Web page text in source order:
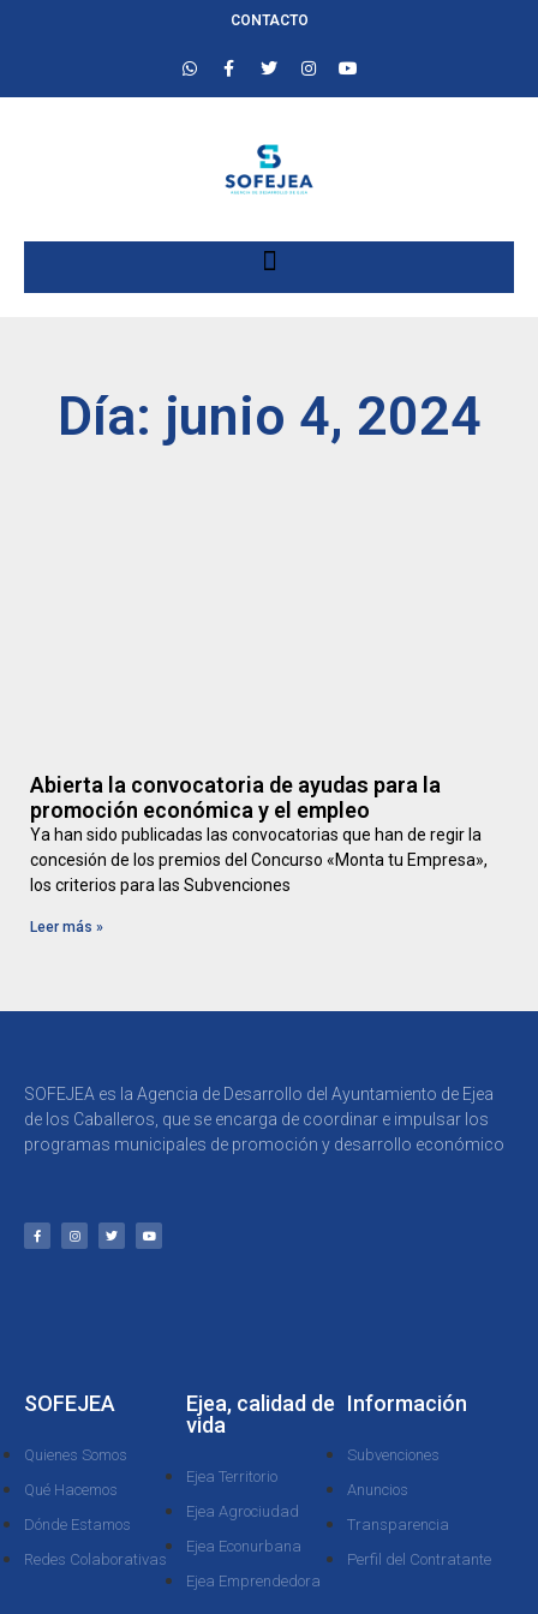
CONTACTO
Día: junio 4, 2024
Abierta la convocatoria de ayudas para la
promoción económica y el empleo
Ya han sido publicadas las convocatorias que han de regir la
concesión de los premios del Concurso «Monta tu Empresa»,
los criterios para las Subvenciones
Leer más »
SOFEJEA es la Agencia de Desarrollo del Ayuntamiento de Ejea
de los Caballeros, que se encarga de coordinar e impulsar los
programas municipales de promoción y desarrollo económico
SOFEJEA
Quienes Somos
Qué Hacemos
Dónde Estamos
Redes Colaborativas
Ejea, calidad de
vida
Ejea Territorio
Ejea Agrociudad
Ejea Econurbana
Ejea Emprendedora
Información
Subvenciones
Anuncios
Transparencia
Perfil del Contratante